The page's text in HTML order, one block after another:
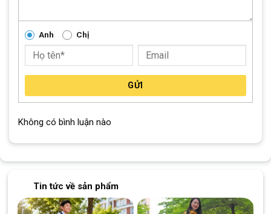
Thắng đĩa:dầu bánh trước và bánh sau khiến cho chiếc xe
Anh Chị
GỬI
Không có bình luận nào
Tin tức về sản phẩm